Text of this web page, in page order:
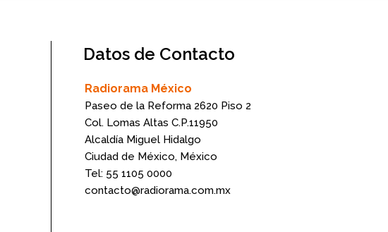
Datos de Contacto
Radiorama México
Paseo de la Reforma 2620 Piso 2
Col. Lomas Altas C.P.11950
Alcaldía Miguel Hidalgo
Ciudad de México, México
Tel: 55 1105 0000
contacto@radiorama.com.mx